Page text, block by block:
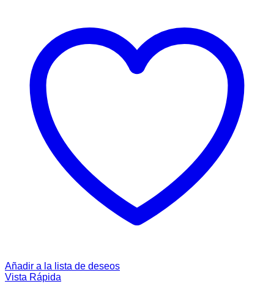
Añadir a la lista de deseos
Vista Rápida